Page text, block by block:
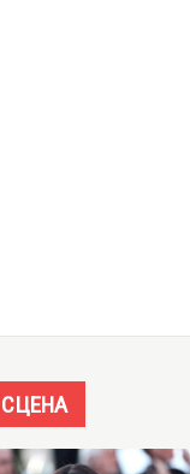
СЦЕНА